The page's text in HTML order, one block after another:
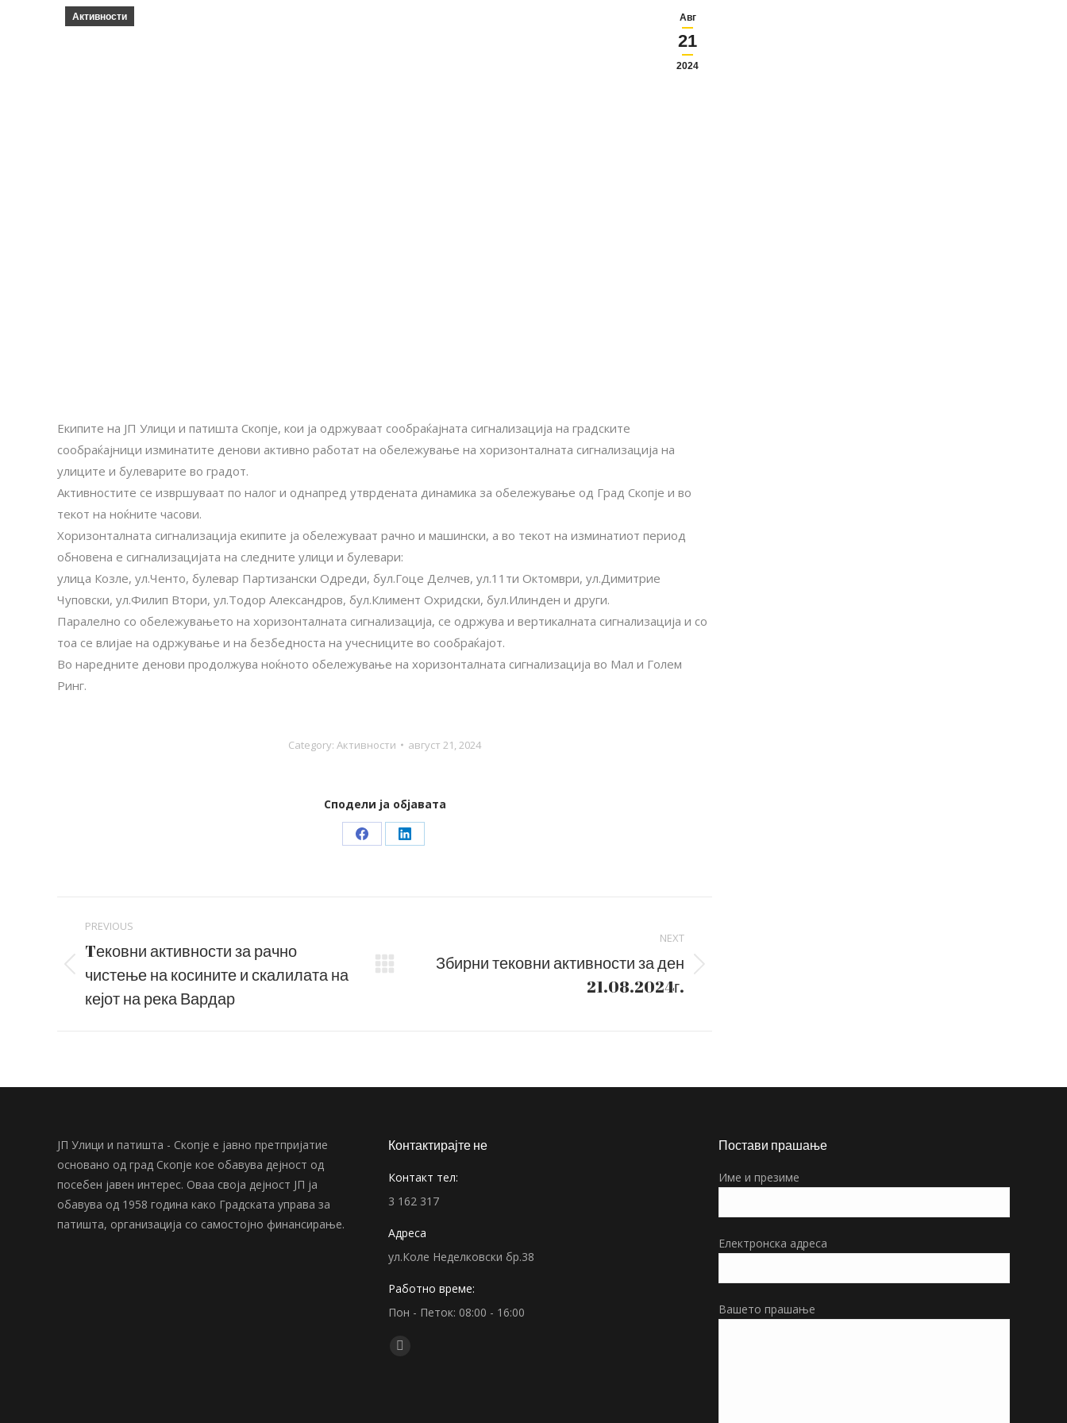
Авг
21
2024
Активности
Екипите на ЈП Улици и патишта Скопје, кои ја одржуваат сообраќајната сигнализација на градските
сообраќајници изминатите денови активно работат на обележување на хоризонталната сигнализација на
улиците и булеварите во градот.
Активностите се извршуваат по налог и однапред утврдената динамика за обележување од Град Скопје и во
текот на ноќните часови.
Хоризонталната сигнализација екипите ја обележуваат рачно и машински, а во текот на изминатиот период
обновена е сигнализацијата на следните улици и булевари:
улица Козле, ул.Ченто, булевар Партизански Одреди, бул.Гоце Делчев, ул.11ти Октомври, ул.Димитрие
Чуповски, ул.Филип Втори, ул.Тодор Александров, бул.Климент Охридски, бул.Илинден и други.
Паралелно со обележувањето на хоризонталната сигнализација, се одржува и вертикалната сигнализација и со
тоа се влијае на одржување и на безбедноста на учесниците во сообраќајот.
Во наредните денови продолжува ноќното обележување на хоризонталната сигнализација во Мал и Голем
Ринг.
Category: Активности август 21, 2024
Сподели ја објавата
Share Share
Post
navigation
PREVIOUS
Previous
post:
Tековни активности за рачно
чистење на косините и скалилата на
кејот на река Вардар
NEXT
Next
Збирни тековни активности за ден
21.08.2024г.
ЈП Улици и патишта - Скопје е јавно претпријатие
основано од град Скопје кое обавува дејност од
посебен јавен интерес. Оваа своја дејност ЈП ја
обавува од 1958 година како Градската управа за
патишта, организација со самостојно финансирање.
Контактирајте не
Контакт тел:
3 162 317
Адреса
ул.Коле Неделковски бр.38
Работно време:
Пон - Петок: 08:00 - 16:00
Find us on:
Facebook
Постави прашање
Име и презиме
Електронска адреса
Вашето прашање